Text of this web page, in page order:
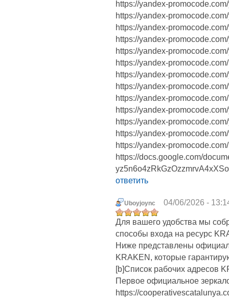
https://yandex-
https://yandex-
https://yandex-
https://yandex-
https://yandex-
https://yandex-
https://yandex-
https://yandex-
https://yandex-
https://yandex-
https://yandex-
https://yandex-
https://yandex-
https://docs.google.com/
ответить
Uboyjoync 04/06/2026 -
Для вашего удобства мы
способы входа на ресурс
Ниже представлены
KRAKEN, которые
[b]Список рабочих адресов
Первое официальное
https://